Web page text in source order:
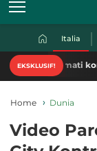
Italia
EKSKLUSIF!
konten-
Home Dunia
Video